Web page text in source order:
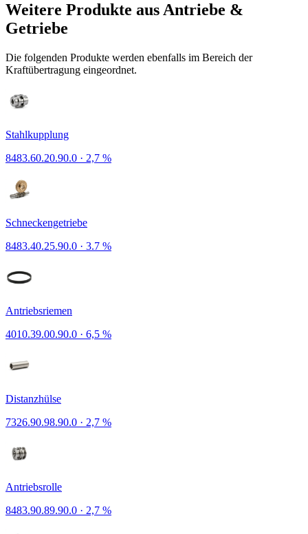
Weitere Produkte aus Antriebe &
Getriebe
Die folgenden Produkte werden ebenfalls im Bereich der
Kraftübertragung eingeordnet.
Stahlkupplung
8483.60.20.90.0 · 2,7 %
Schneckengetriebe
8483.40.25.90.0 · 3.7 %
Antriebsriemen
4010.39.00.90.0 · 6,5 %
Distanzhülse
7326.90.98.90.0 · 2,7 %
Antriebsrolle
8483.90.89.90.0 · 2,7 %